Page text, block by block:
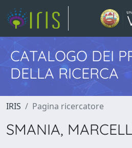
CATALOGO DEI
DELLA RICERCA
IRIS Pagina ricercatore
SMANIA,